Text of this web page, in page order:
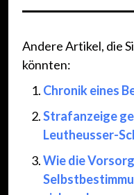
Andere Artikel, die
könnten:
Chronik eines
Strafanzeige
Leutheusser-
Wie die